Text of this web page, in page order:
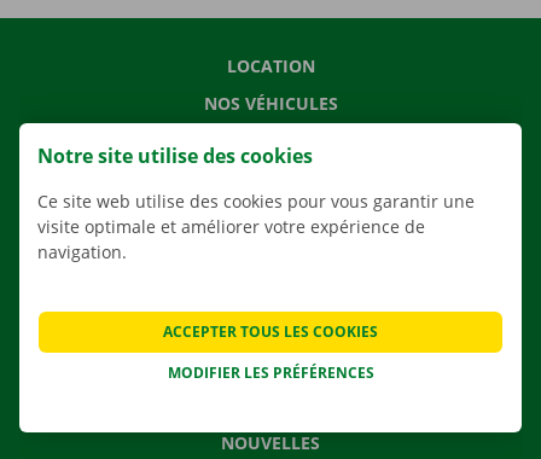
LOCATION
NOS VÉHICULES
APPLI
CONTACTEZ NOUS
NOUVELLES
Notre site utilise des cookies
Ce site web utilise des cookies pour vous garantir une
visite optimale et améliorer votre expérience de
navigation.
MODIFIER LES PRÉFÉRENCES
ACCEPTER TOUS LES COOKIES